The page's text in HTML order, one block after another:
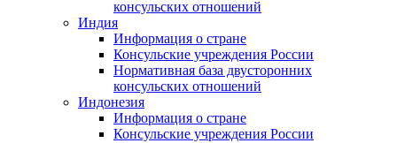
консульских отношений
Индия
Информация о стране
Консульские учреждения России
Нормативная база двусторонних
консульских отношений
Индонезия
Информация о стране
Консульские учреждения России